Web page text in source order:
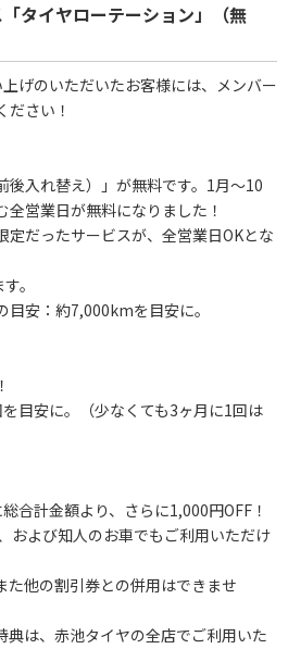
タイヤローテーション」（無
げのいただいたお客様には、メンバー
ださい！
後入れ替え）」が無料です。1月～10
営業日が無料になりました！
だったサービスが、全営業日OKとな
。
安：約7,000kmを目安に。
目安に。（少なくても3ヶ月に1回は
合計金額より、さらに1,000円OFF！
よび知人のお車でもご利用いただけ
た他の割引券との併用はできませ
は、赤池タイヤの全店でご利用いた